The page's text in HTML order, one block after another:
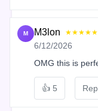
M M3lon ★★★★★
6/12/2026
OMG this is
👍 5